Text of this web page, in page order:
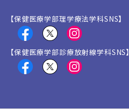
【保健医療学部理学療法学科SNS】
【保健医療学部診療放射線学科SNS】